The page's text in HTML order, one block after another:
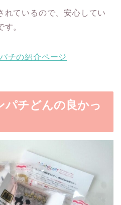
れているので、安心してい
。
チの紹介ページ
パチどんの良かっ